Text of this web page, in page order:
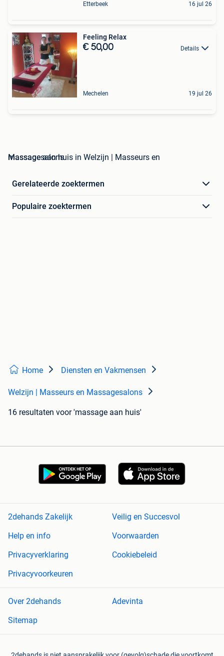
Etterbeek 16 jul 26
Feeling Relax
€ 50,00 Details
Mechelen 19 jul 26
massage aan huis in Welzijn | Masseurs en Massagesalons
Gerelateerde zoektermen
Populaire zoektermen
Home Diensten en Vakmensen
Welzijn | Masseurs en Massagesalons
16 resultaten voor 'massage aan huis'
2dehands Zakelijk
Veilig en Succesvol
Help en info
Voorwaarden
Privacyverklaring
Cookiebeleid
Privacyvoorkeuren
Over 2dehands
Adevinta
Sitemap